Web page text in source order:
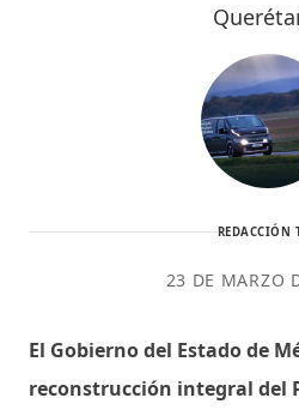
REDACCIÓN
23 DE MARZO
El Gobierno del Estado de
reconstrucción integral del